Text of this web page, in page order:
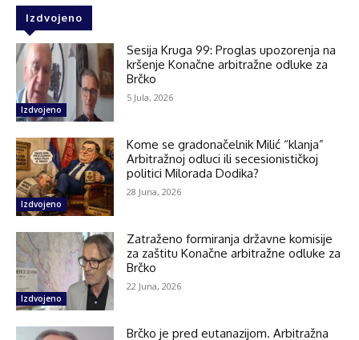
Izdvojeno
Izdvojeno
Sesija Kruga 99: Proglas upozorenja na
kršenje Konačne arbitražne odluke za
Brčko
5 Jula, 2026
Izdvojeno
Kome se gradonačelnik Milić “klanja”
Arbitražnoj odluci ili secesionističkoj
politici Milorada Dodika?
28 Juna, 2026
Izdvojeno
Zatraženo formiranja državne komisije
za zaštitu Konačne arbitražne odluke za
Brčko
22 Juna, 2026
Brčko je pred eutanazijom. Arbitražna